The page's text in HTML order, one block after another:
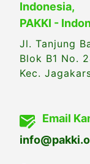
Indonesia,
PAKKI -
Jl. Tanjung
Blok B1 No.
Kec.
Email